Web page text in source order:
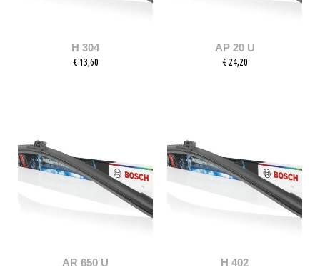
H 304
€13,60
AP 20 U
€24,20
AR 650 U H 402